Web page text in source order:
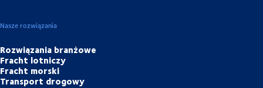
Nasze rozwiązania
Rozwiązania branżowe
Fracht lotniczy
Fracht morski
Transport drogowy